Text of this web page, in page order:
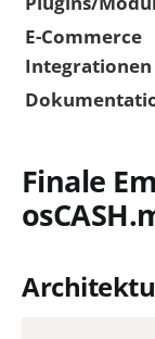
E-Commerce
Integrationen
Finale